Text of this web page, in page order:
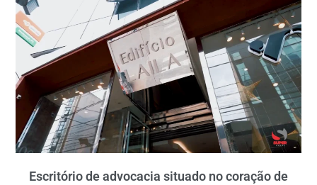
Escritório de advocacia situado no coração de